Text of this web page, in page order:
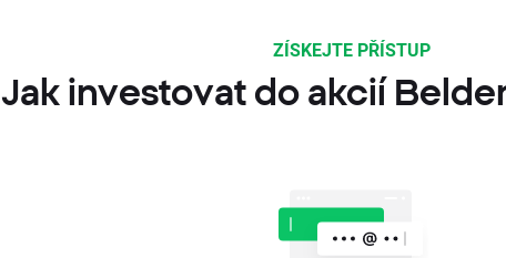
ZÍSKEJTE PŘÍSTUP
Jak investovat do akcií